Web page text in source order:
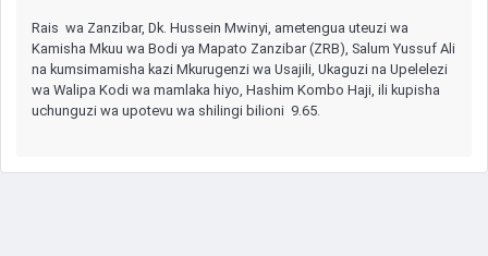
Rais wa Zanzibar, Dk. Hussein Mwinyi, ametengua uteuzi wa
Kamisha Mkuu wa Bodi ya Mapato Zanzibar (ZRB), Salum Yussuf Ali
na kumsimamisha kazi Mkurugenzi wa Usajili, Ukaguzi na Upelelezi
wa Walipa Kodi wa mamlaka hiyo, Hashim Kombo Haji, ili kupisha
uchunguzi wa upotevu wa shilingi bilioni 9.65.